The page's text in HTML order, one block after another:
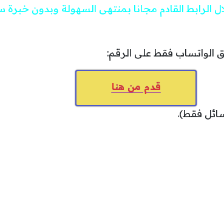
الرابط القادم مجانا بمنتهى السهولة وبدون خبرة
الواتساب فقط على الرقم:
قدم من هنا
فقط).